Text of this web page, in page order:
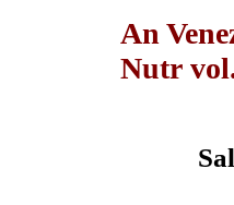
An
Nutr